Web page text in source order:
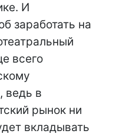
И
заработать на
всего
ведь в
рынок ни
вкладывать